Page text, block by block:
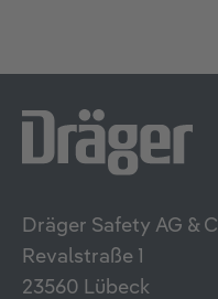
Dräger Safety AG &
Revalstraße 1
23560 Lübeck